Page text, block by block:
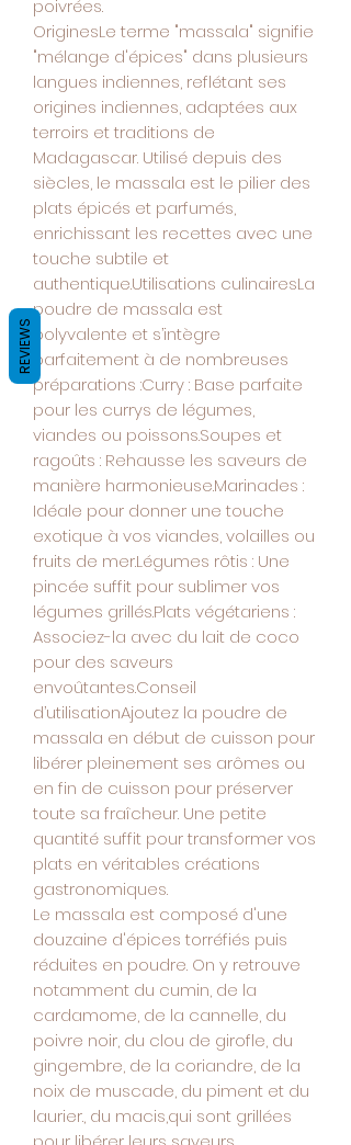
poivrées.
OriginesLe terme "massala" signifie
"mélange d'épices" dans plusieurs
langues indiennes, reflétant ses
origines indiennes, adaptées aux
terroirs et traditions de
Madagascar. Utilisé depuis des
siècles, le massala est le pilier des
plats épicés et parfumés,
enrichissant les recettes avec une
touche subtile et
authentique.Utilisations culinairesLa
poudre de massala est
polyvalente et s’intègre
parfaitement à de nombreuses
préparations :Curry : Base parfaite
pour les currys de légumes,
viandes ou poissons.Soupes et
ragoûts : Rehausse les saveurs de
manière harmonieuse.Marinades :
Idéale pour donner une touche
exotique à vos viandes, volailles ou
fruits de mer.Légumes rôtis : Une
pincée suffit pour sublimer vos
légumes grillés.Plats végétariens :
Associez-la avec du lait de coco
pour des saveurs
envoûtantes.Conseil
d’utilisationAjoutez la poudre de
massala en début de cuisson pour
libérer pleinement ses arômes ou
en fin de cuisson pour préserver
toute sa fraîcheur. Une petite
quantité suffit pour transformer vos
plats en véritables créations
gastronomiques.
Le massala est composé d'une
douzaine d'épices torréfiés puis
réduites en poudre. On y retrouve
notamment du cumin, de la
cardamome, de la cannelle, du
poivre noir, du clou de girofle, du
gingembre, de la coriandre, de la
noix de muscade, du piment et du
laurier., du macis,qui sont grillées
REVIEWS